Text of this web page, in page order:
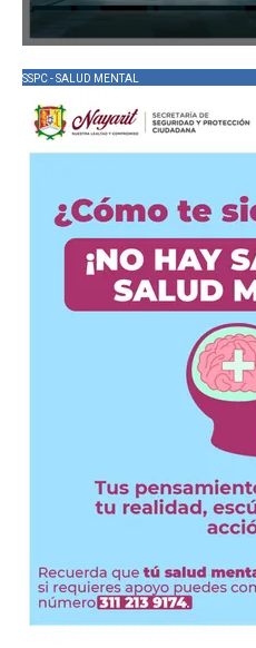
SSPC - SALUD MENTAL